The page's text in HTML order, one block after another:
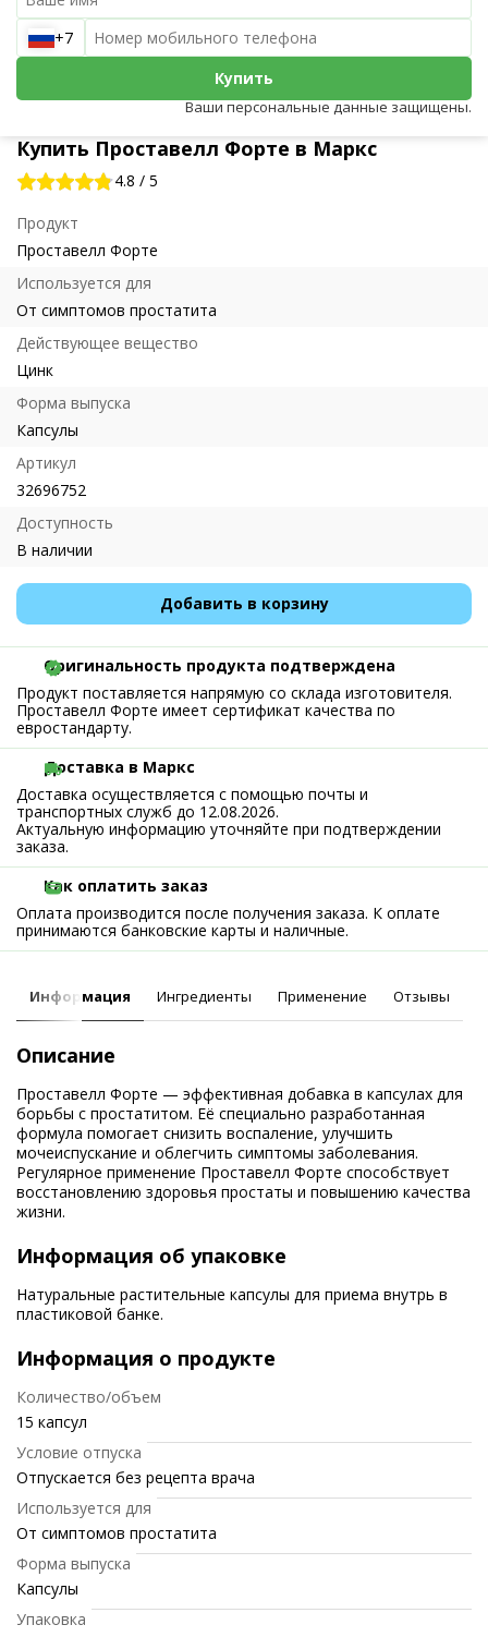
Купить Проставелл Форте в Маркс
4.8 / 5
Продукт
Проставелл Форте
Используется для
От симптомов простатита
Действующее вещество
Цинк
Форма выпуска
Капсулы
Артикул
32696752
Доступность
В наличии
Добавить в корзину
+7
Купить
Ваши персональные данные защищены.
Оригинальность продукта подтверждена
Продукт поставляется напрямую со склада изготовителя.
Проставелл Форте имеет сертификат качества по
евростандарту.
Доставка в Маркс
Доставка осуществляется с помощью почты и
транспортных служб до 12.08.2026.
Актуальную информацию уточняйте при подтверждении
заказа.
Как оплатить заказ
Оплата производится после получения заказа. К оплате
принимаются банковские карты и наличные.
Информация Ингредиенты Применение Отзывы
Описание
Проставелл Форте — эффективная добавка в капсулах для
борьбы с простатитом. Её специально разработанная
формула помогает снизить воспаление, улучшить
мочеиспускание и облегчить симптомы заболевания.
Регулярное применение Проставелл Форте способствует
восстановлению здоровья простаты и повышению качества
жизни.
Информация об упаковке
Натуральные растительные капсулы для приема внутрь в
пластиковой банке.
Информация о продукте
Количество/объем
15 капсул
Условие отпуска
Отпускается без рецепта врача
Используется для
От симптомов простатита
Форма выпуска
Капсулы
Упаковка